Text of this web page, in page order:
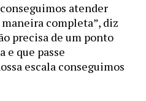
atender
maneira completa”, diz
precisa de um ponto
e que passe
escala conseguimos